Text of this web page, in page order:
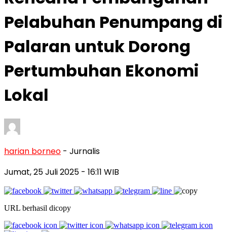
Pelabuhan Penumpang di
Palaran untuk Dorong
Pertumbuhan Ekonomi
Lokal
harian borneo - Jurnalis
Jumat, 25 Juli 2025 - 16:11 WIB
URL berhasil dicopy